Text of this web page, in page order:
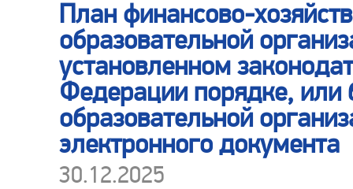
План финансово-
образовательной
установленном
Федерации порядке, или
образовательной
электронного документа
30.12.2025